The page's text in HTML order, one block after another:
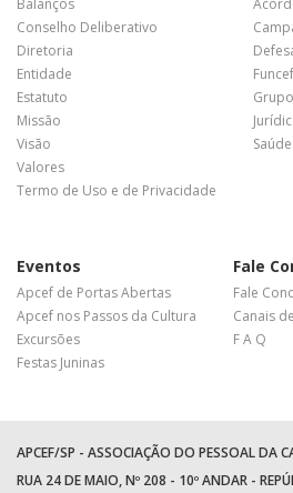
Conselho Deliberativo
Diretoria
Entidade
Estatuto
Missão
Visão
Valores
Termo de Uso e de Privacidade
Funcef
Eventos
Apcef de Portas Abertas
Apcef nos Passos da Cultura
Excursões
Festas Juninas
Fale
Fale
Canais
F A Q
APCEF/SP - ASSOCIAÇÃO DO PESSOAL DA
RUA 24 DE MAIO, Nº 208 - 10º ANDAR -